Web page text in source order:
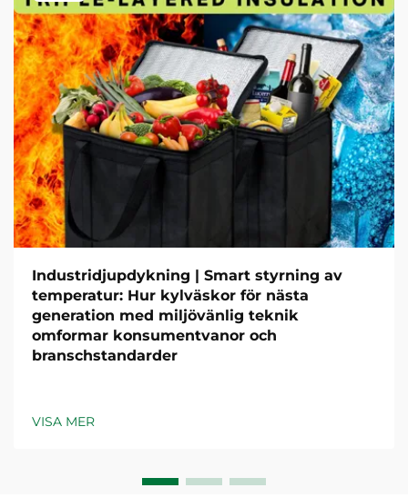
Industridjupdykning | Smart styrning av
temperatur: Hur kylväskor för nästa
generation med miljövänlig teknik
omformar konsumentvanor och
branschstandarder
VISA MER